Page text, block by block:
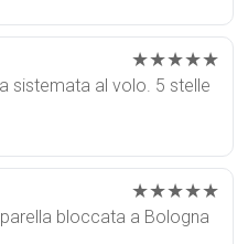
★★★★★
sistemata al volo. 5 stelle
★★★★★
bloccata a Bologna